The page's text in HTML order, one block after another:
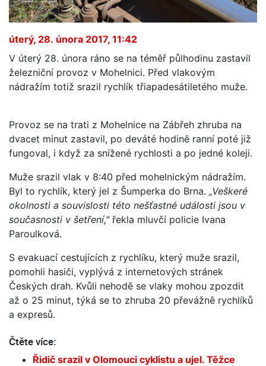
úterý, 28. února 2017, 11:42
V úterý 28. února ráno se na téměř půlhodinu zastavil
železniční provoz v Mohelnici. Před vlakovým
nádražím totiž srazil rychlík třiapadesátiletého muže.
Provoz se na trati z Mohelnice na Zábřeh zhruba na
dvacet minut zastavil, po deváté hodině ranní poté již
fungoval, i když za snížené rychlosti a po jedné koleji.
Muže srazil vlak v 8:40 před mohelnickým nádražím.
Byl to rychlík, který jel z Šumperka do Brna. „Veškeré
okolnosti a souvislosti této nešťastné události jsou v
současnosti v šetření,"řekla mluvčí policie Ivana
Paroulková.
S evakuací cestujících z rychlíku, který muže srazil,
pomohli hasiči, vyplývá z internetových stránek
Českých drah. Kvůli nehodě se vlaky mohou zpozdit
až o 25 minut, týká se to zhruba 20 převážně rychlíků
a expresů.
Čtěte více:
Řidič srazil v Olomouci cyklistu a ujel. Těžce